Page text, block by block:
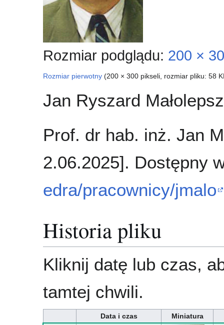
Rozmiar podglądu: 200 ×
Rozmiar pierwotny (200 × 300 pikseli, rozmiar pliku: 58
Jan Ryszard
Prof. dr hab. inż. Jan
2.06.2025]. Dostępny
edra/pracownicy/jmalo
Historia pliku
Kliknij datę lub czas,
tamtej chwili.
Data i czas
Miniatura